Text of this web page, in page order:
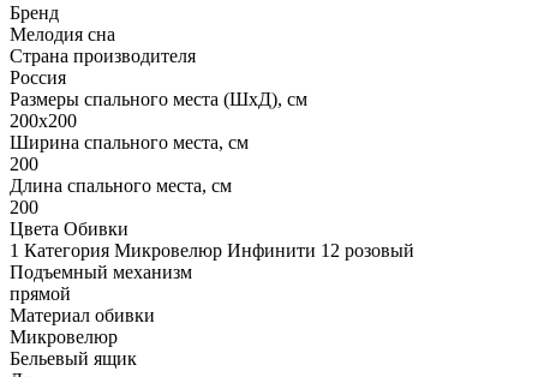
Бренд
Мелодия сна
Страна производителя
Россия
Размеры спального места (ШхД), см
200х200
Ширина спального места, см
200
Длина спального места, см
200
Цвета Обивки
1 Категория Микровелюр Инфинити 12 розовый
Подъемный механизм
прямой
Материал обивки
Микровелюр
Бельевый ящик